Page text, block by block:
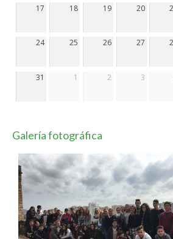
17 18 19 20
24 25 26 27
31 1 2 3
Galería fotográfica